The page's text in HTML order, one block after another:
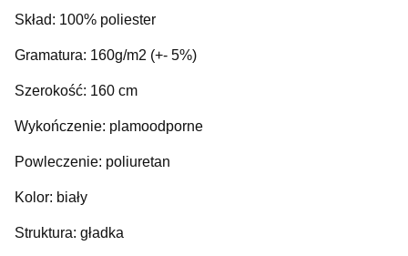
Skład: 100% poliester
Gramatura: 160g/m2 (+- 5%)
Szerokość: 160 cm
Wykończenie: plamoodporne
Powleczenie: poliuretan
Kolor: biały
Struktura: gładka